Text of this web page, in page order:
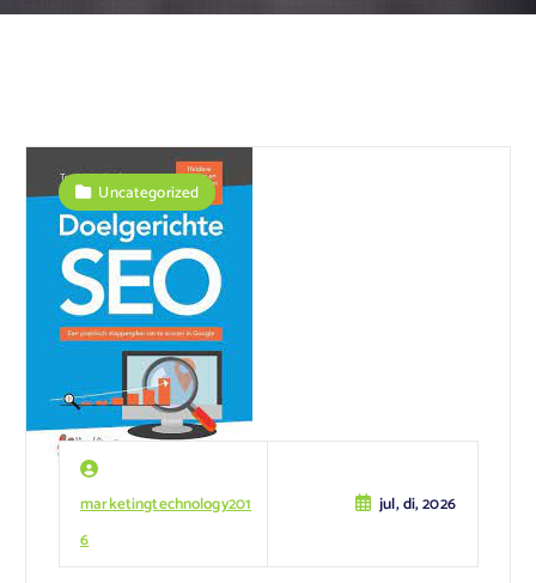
marketingtechnology201
6
jul, di, 2026
Uncategorized